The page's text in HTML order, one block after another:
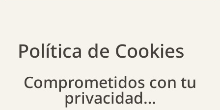
Política de Cookies
Comprometidos con tu
privacidad…